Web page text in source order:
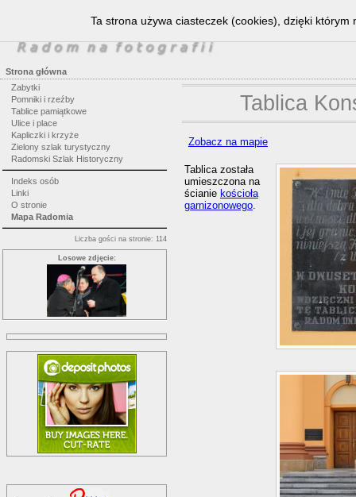
Strona główna
Zabytki
Pomniki i rzeźby
Tablice pamiątkowe
Ulice i place
Kapliczki i krzyże
Zielony szlak turystyczny
Radomski Szlak Historyczny
Indeks osób
Linki
O stronie
Mapa Radomia
Liczba gości na stronie: 114
Losowe zdjęcie:
Tablica
Zobacz na mapie
Tablica została
umieszczona na
ścianie kościoła
garnizonowego.
Ta strona używa ciasteczek (cookies), dzięki którym